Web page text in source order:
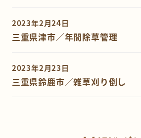
三重県津市／年間除草管理
2023年2月24日
三重県鈴鹿市／雑草刈り倒し
2023年2月23日